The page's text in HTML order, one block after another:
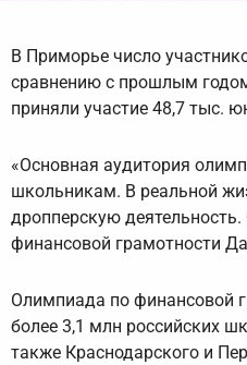
В Приморье число
сравнению с прошлым
приняли участие 48,7 тыс.
«Основная аудитория
школьникам. В реальной
дропперскую
финансовой грамотности
Олимпиада по финансовой
более 3,1 млн российских
также Краснодарского и